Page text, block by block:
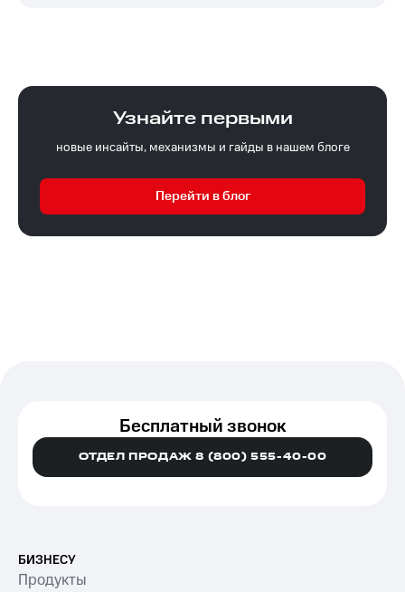
Узнайте первыми
новые инсайты, механизмы и гайды в нашем блоге
Перейти в блог
Бесплатный звонок
ОТДЕЛ ПРОДАЖ 8 (800) 555-40-00
БИЗНЕСУ
Продукты